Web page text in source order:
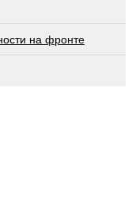
на фронте